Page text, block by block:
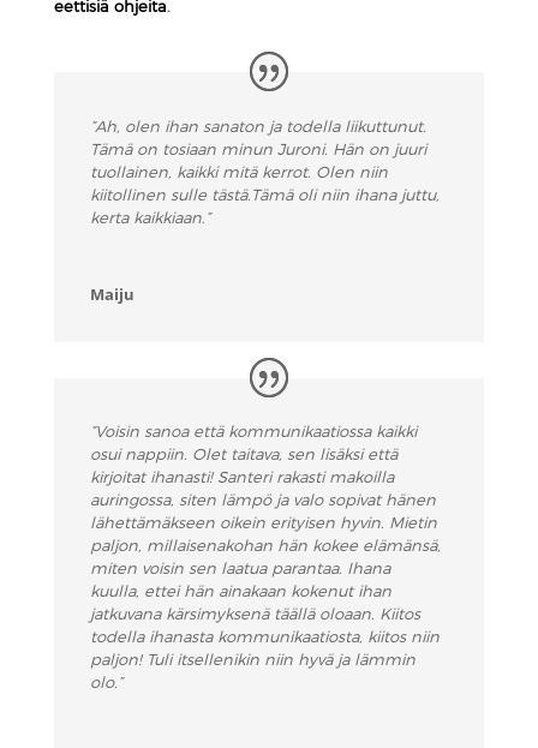
eettisiä ohjeita.
”Ah, olen ihan sanaton ja todella liikuttunut.
Tämä on tosiaan minun Juroni. Hän on juuri
tuollainen, kaikkimitä kerrot. Olen niin
kiitollinen sulle tästä.Tämä oli niin ihana juttu,
kerta kaikkiaan.”
Maiju
”Voisin sanoa että kommunikaatiossa kaikki
osui nappiin. Olet taitava, sen lisäksi että
kirjoitat ihanasti! Santeri rakasti makoilla
auringossa, siten lämpö ja valo sopivat hänen
lähettämäkseen oikein erityisen hyvin. Mietin
paljon, millaisenakohan hän kokee elämänsä,
miten voisin sen laatua parantaa. Ihana
kuulla, ettei hän ainakaan kokenut ihan
jatkuvana kärsimyksenä täällä oloaan. Kiitos
todella ihanasta kommunikaatiosta, kiitos niin
paljon! Tuli itsellenikin niin hyvä ja lämmin
olo.”